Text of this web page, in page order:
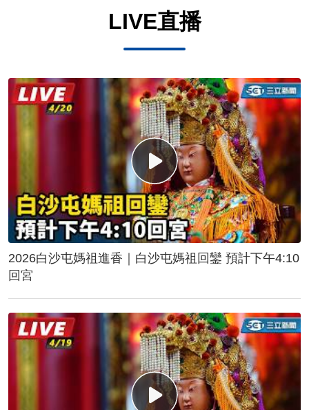
LIVE直播
2026白沙屯媽祖進香｜白沙屯媽祖回鑾 預計下午4:10
回宮